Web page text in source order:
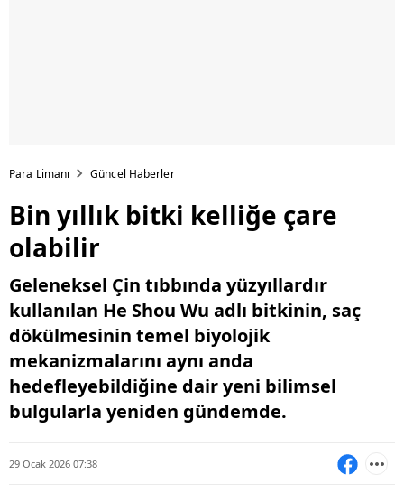
Para Limanı Güncel Haberler
Bin yıllık bitki kelliğe çare
olabilir
Geleneksel Çin tıbbında yüzyıllardır
kullanılan He Shou Wu adlı bitkinin, saç
dökülmesinin temel biyolojik
mekanizmalarını aynı anda
hedefleyebildiğine dair yeni bilimsel
bulgularla yeniden gündemde.
29 Ocak 2026 07:38